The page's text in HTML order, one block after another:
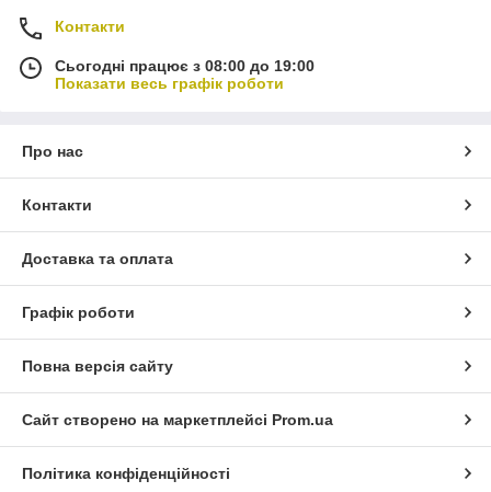
Контакти
Сьогодні працює з 08:00 до 19:00
Показати весь графік роботи
Про нас
Контакти
Доставка та оплата
Графік роботи
Повна версія сайту
Сайт створено на маркетплейсі Prom.ua
Політика конфіденційності